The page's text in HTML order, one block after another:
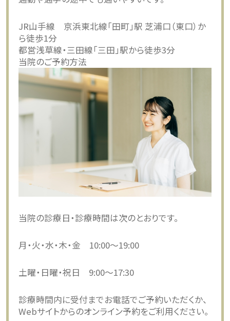
JR山手線 京浜東北線「田町」駅 芝浦口（東口）か
ら徒歩1分
都営浅草線・三田線「三田」駅から徒歩3分
当院のご予約方法
当院の診療日・診療時間は次のとおりです。
月・火・水・木・金 10:00〜19:00
土曜・日曜・祝日 9:00〜17:30
診療時間内に受付までお電話でご予約いただくか、
Webサイトからのオンライン予約をご利用ください。